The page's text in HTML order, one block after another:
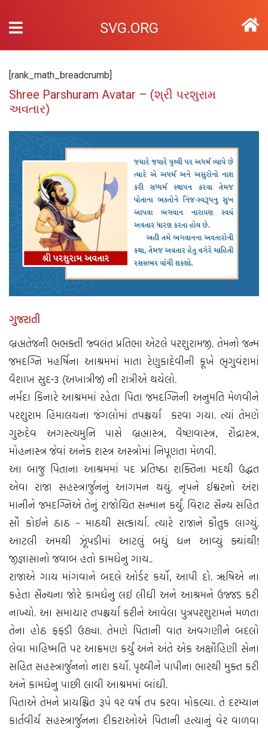
SVG.ORG
[rank_math_breadcrumb]
Shree Parshuram Avatar – (શ્રી પરશુરામ
અવતાર)
ગુજરાતી
બ્રહ્મતેજની ભભક્તી જ્વલંત પ્રતિભા એટલે પરશુરામજી. તેમનો જન્મ
જમદગ્નિ મહર્ષિના આશ્રમમાં માતા રેણુકાદેવીની કૂખે ભૃગુવંશમાં
વૈશાખ સુદ-૩ (અખાત્રીજ) ની રાત્રીએ થયેલો.
નર્મદા કિનારે આશ્રમમાં રહેતા પિતા જમદગ્નિની અનુમતિ મેળવીને
પરશુરામ હિમાલયના જંગલોમાં તપશ્ચર્યા કરવા ગયા. ત્યાં તેમણે
ગુરુદેવ અગસ્ત્યમુનિ પાસે બ્રહ્માસ્ત્ર, વૈષ્ણવાસ્ત્ર, રૌદ્રાસ્ત્ર,
મોહનાસ્ત્ર જેવાં અનેક શસ્ત્ર અસ્ત્રોમાં નિપૂણતા મેળવી.
આ બાજુ પિતાના આશ્રમમાં પદ પ્રતિષ્ઠા શક્તિના મદથી ઉદ્ધત
એવા રાજા સહસ્ત્રાર્જુનનું આગમન થયું. નૃપને ઈશ્વરનો અંશ
માનીને જમદગ્નિએ તેનું રાજોચિત સન્માન કર્યું. વિરાટ સૈન્ય સહિત
સૌ કોઈને ઠાઠ – માઠથી સત્કાર્યા. ત્યારે રાજાને કૌતુક લાગ્યું.
આટલી અમથી ઝૂંપડીમાં આટલું બધું ધન આવ્યું ક્યાંથી!
જીજ્ઞાસાનો જવાબ હતો કામધેનુ ગાય..
રાજાએ ગાય માંગવાને બદલે ઓર્ડર કર્યો, આપી દો. ઋષિએ ના
કહેતા સૈન્યના જોરે કામધેનુ લઈ લીધી અને આશ્રમને ઉજ્જડ કરી
નાખ્યો. આ સમાચાર તપશ્ચર્યા કરીને આવેલા પુત્રપરશુરામને મળતા
તેના હોઠ ફફડી ઉઠ્યા. તેમણે પિતાની વાત અવગણીને બદલો
લેવા માહિષ્મતિ પર આક્રમણ કર્યું અને અંતે એક અક્ષૌહિણી સેના
સહિત સહસ્ત્રાર્જુનનો નાશ કર્યો. પૃથ્વીને પાપીના ભારથી મુક્ત કરી
અને કામધેનુ પાછી લાવી આશ્રમમાં બાંધી.
પિતાએ તેમને પ્રાયશ્ચિત રૂપે ૧ર વર્ષ તપ કરવા મોકલ્યા. તે દરમ્યાન
કાર્તવીર્ય સહસ્ત્રાર્જુનના દીકરાઓએ પિતાની હત્યાનું વેર વાળવા